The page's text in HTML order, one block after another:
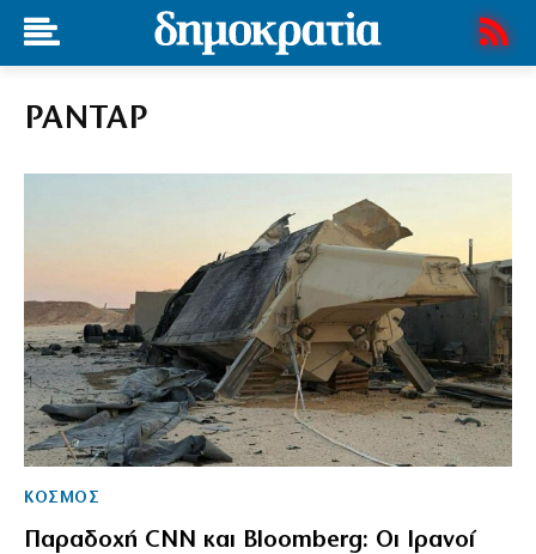
ΡΑΝΤΑΡ
ΚΟΣΜΟΣ
Παραδοχή CNN και Bloomberg: Οι Ιρανοί